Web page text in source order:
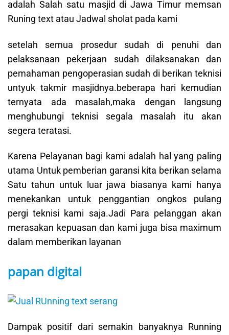
adalah Salah satu masjid di Jawa Timur memsan
Runing text atau Jadwal sholat pada kami
setelah semua prosedur sudah di penuhi dan
pelaksanaan pekerjaan sudah dilaksanakan dan
pemahaman pengoperasian sudah di berikan teknisi
untyuk takmir masjidnya.beberapa hari kemudian
ternyata ada masalah,maka dengan langsung
menghubungi teknisi segala masalah itu akan
segera teratasi.
Karena Pelayanan bagi kami adalah hal yang paling
utama Untuk pemberian garansi kita berikan selama
Satu tahun untuk luar jawa biasanya kami hanya
menekankan untuk penggantian ongkos pulang
pergi teknisi kami saja.Jadi Para pelanggan akan
merasakan kepuasan dan kami juga bisa maximum
dalam memberikan layanan
papan digital
Dampak positif dari semakin banyaknya Running